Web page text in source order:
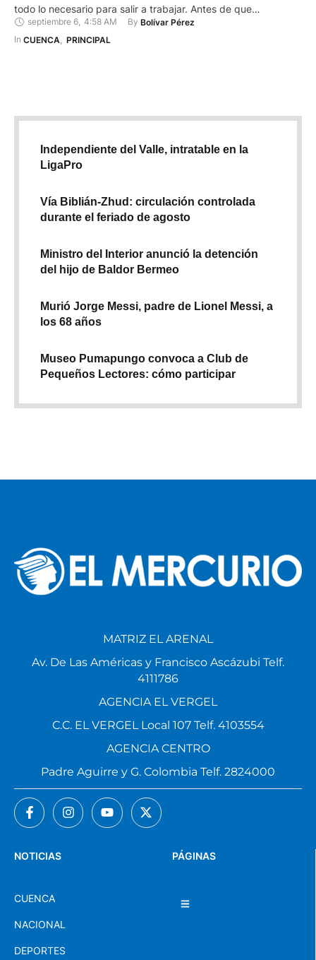
todo lo necesario para salir a trabajar. Antes de que
amanezca, ocupan las aceras de las calles con sus carritos
metálicos cargados de comida para que los transeúntes
septiembre 6, 4:58 AM By Bolívar Pérez
In CUENCA PRINCIPAL
Independiente del Valle, intratable en la
LigaPro
Vía Biblián-Zhud: circulación controlada
durante el feriado de agosto
Ministro del Interior anunció la detención
del hijo de Baldor Bermeo
Murió Jorge Messi, padre de Lionel Messi, a
los 68 años
Museo Pumapungo convoca a Club de
Pequeños Lectores: cómo participar
PÁGINAS
NOTICIAS
CUENCA
NACIONAL
DEPORTES
MATRIZ EL ARENAL
Av. De Las Américas y Francisco Ascázubi Telf.
4111786
AGENCIA EL VERGEL
C.C. EL VERGEL Local 107 Telf. 4103554
AGENCIA CENTRO
Padre Aguirre y G. Colombia Telf. 2824000